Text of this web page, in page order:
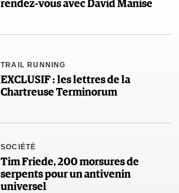
rendez-vous avec David Manise
TRAIL RUNNING
EXCLUSIF : les lettres de la
Chartreuse Terminorum
SOCIÉTÉ
Tim Friede, 200 morsures de
serpents pour un antivenin
universel